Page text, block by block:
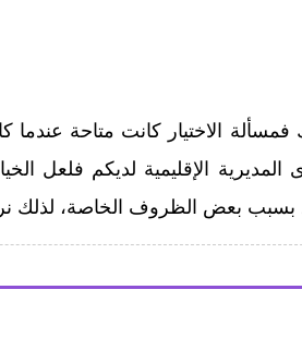
الاختيار كانت متاحة عندما
الإقليمية لديكم فلعل
بسبب بعض الظروف الخاصة، لذلك